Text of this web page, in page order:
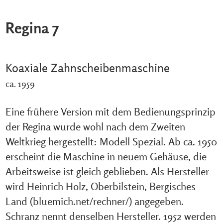
Regina 7
Koaxiale Zahnscheibenmaschine
ca. 1959
Eine frühere Version mit dem Bedienungsprinzip
der Regina wurde wohl nach dem Zweiten
Weltkrieg hergestellt: Modell Spezial. Ab ca. 1950
erscheint die Maschine in neuem Gehäuse, die
Arbeitsweise ist gleich geblieben. Als Hersteller
wird Heinrich Holz, Oberbilstein, Bergisches
Land (bluemich.net/rechner/) angegeben.
Schranz nennt denselben Hersteller. 1952 werden